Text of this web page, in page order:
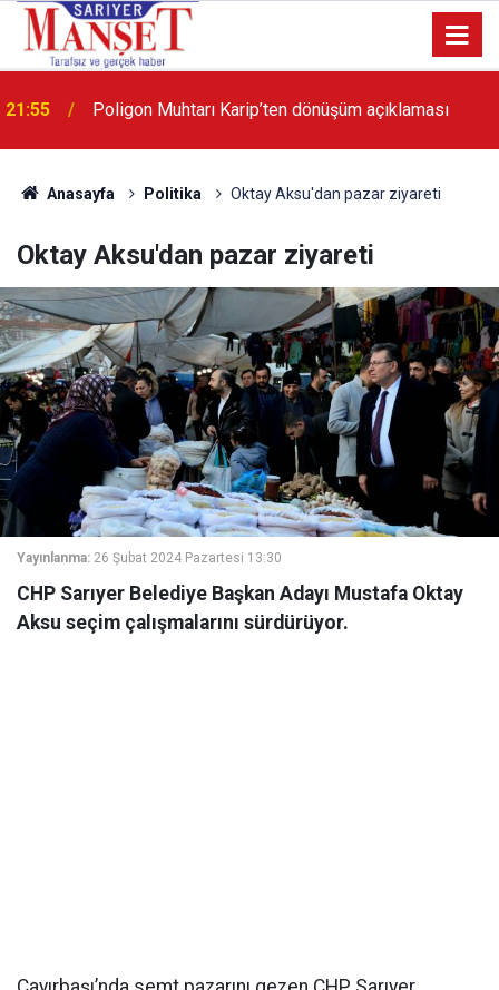
13:36
'Poligon'da İstanbul'a örnek proje gerçekleştirilecek'
Anasayfa Politika Oktay Aksu'dan pazar ziyareti
Oktay Aksu'dan pazar ziyareti
Yayınlanma: 26 Şubat 2024 Pazartesi 13:30
CHP Sarıyer Belediye Başkan Adayı Mustafa Oktay
Aksu seçim çalışmalarını sürdürüyor.